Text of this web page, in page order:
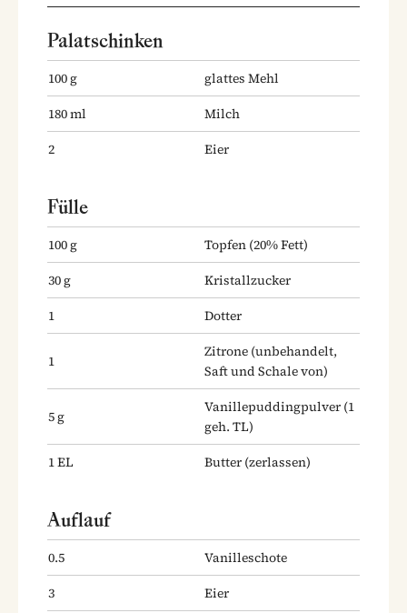
Palatschinken
100g
glattes Mehl
180ml
Milch
2
Eier
Fülle
100g Topfen (20% Fett)
30g
Kristallzucker
1
Dotter
1
Zitrone (unbehandelt,
Saft und Schale von)
5g
Vanillepuddingpulver (1
geh. TL)
1EL Butter (zerlassen)
Auflauf
0.5
Vanilleschote
3
Eier